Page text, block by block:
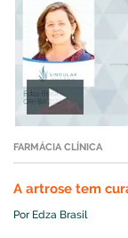
FARMÁCIA CLÍNICA
A artrose tem
Por Edza Brasil